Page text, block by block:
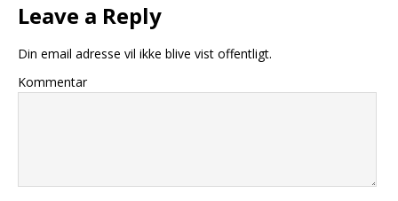
Leave a Reply
Din email adresse vil ikke blive vist offentligt.
Kommentar